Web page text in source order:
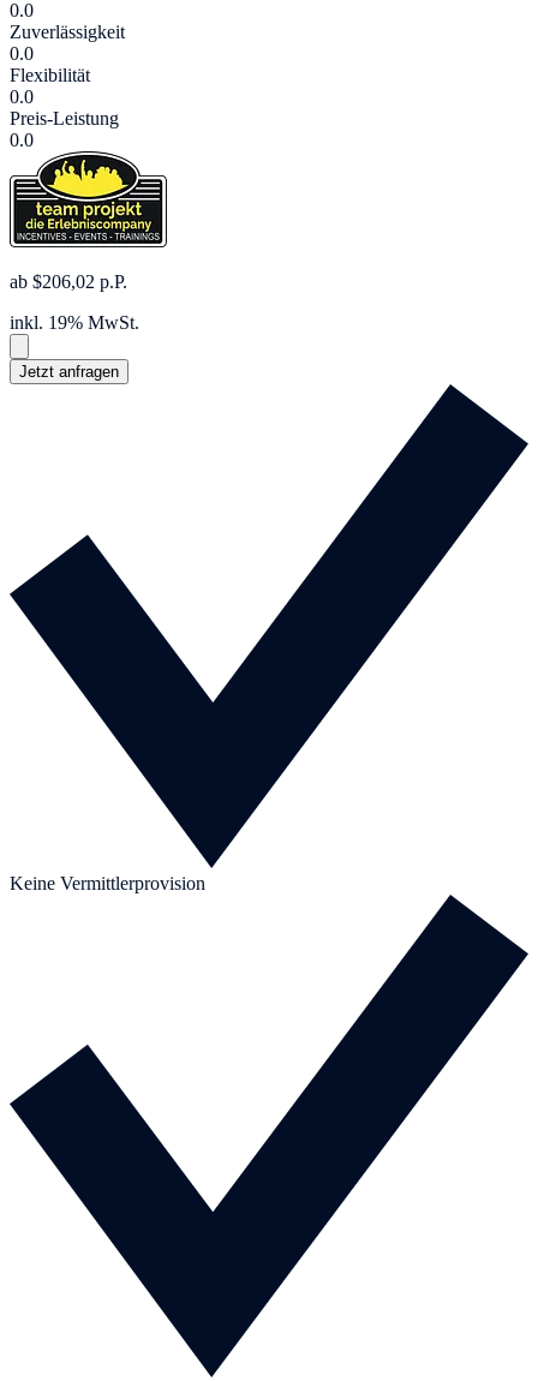
0.0
Zuverlässigkeit
0.0
Flexibilität
0.0
Preis-Leistung
0.0
ab $206,02 p.P.
inkl. 19% MwSt.
Jetzt anfragen
Keine Vermittlerprovision